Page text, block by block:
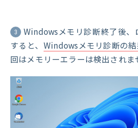
3
Windowsメモリ診断終了後、
すると、 Windowsメモリ診断の結
回はメモリーエラーは検出されま